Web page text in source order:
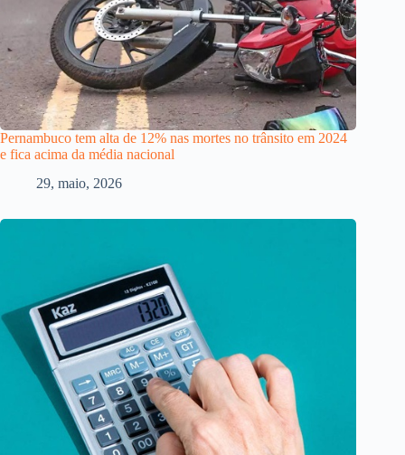
Pernambuco tem alta de 12% nas mortes no trânsito em 2024
e fica acima da média nacional
29, maio, 2026